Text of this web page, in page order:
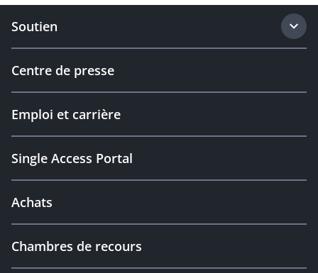
Soutien
Centre de presse
Emploi et carrière
Single Access Portal
Achats
Chambres de recours